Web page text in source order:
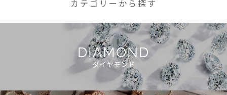
カテゴリーから探す
DIAMOND
ダイヤモンド